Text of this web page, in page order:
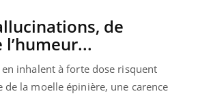
de
inhalent à forte dose risquent
de la moelle épinière, une carence